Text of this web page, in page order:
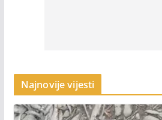
Najnovije vijesti